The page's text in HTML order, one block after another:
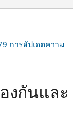
การอัปเดตความ
งกันและ